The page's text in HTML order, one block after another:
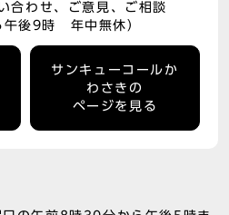
合わせ、ご意見、ご相談
午後9時 年中無休）
サンキューコールか
わさきの
ページを見る